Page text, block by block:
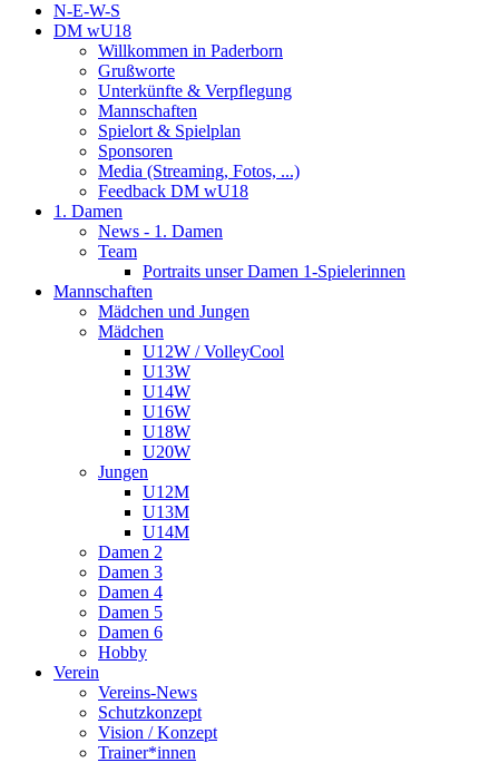
N-E-W-S
DM wU18
Willkommen in Paderborn
Grußworte
Unterkünfte & Verpflegung
Mannschaften
Spielort & Spielplan
Sponsoren
Media (Streaming, Fotos, ...)
Feedback DM wU18
1. Damen
News - 1. Damen
Team
Portraits unser Damen 1-Spielerinnen
Mannschaften
Mädchen und Jungen
Mädchen
U12W / VolleyCool
U13W
U14W
U16W
U18W
U20W
Jungen
U12M
U13M
U14M
Damen 2
Damen 3
Damen 4
Damen 5
Damen 6
Hobby
Verein
Vereins-News
Schutzkonzept
Vision / Konzept
Trainer*innen